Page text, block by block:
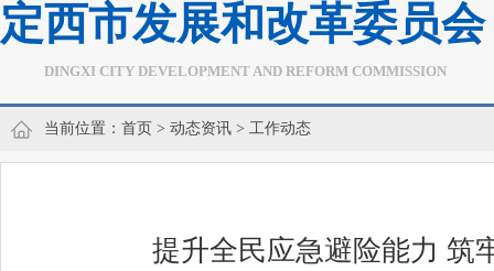
定西市发展和改革委员会
DINGXI CITY DEVELOPMENT AND REFORM COMMISSION
当前位置： 首页 > 动态资讯 > 工作动态
提升全民应急避险能力 筑